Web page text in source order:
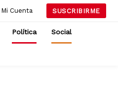
Mi Cuenta SUSCRIBIRME
Política Social